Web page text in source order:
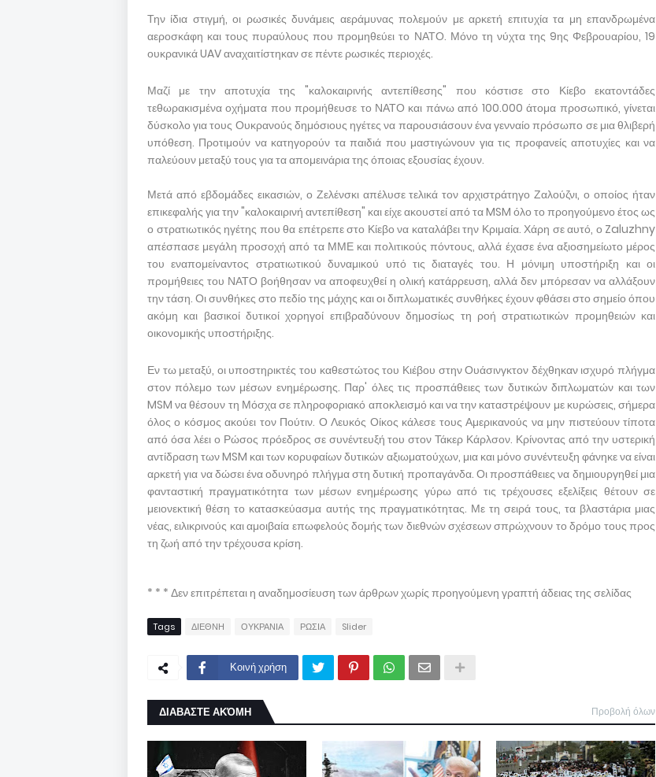
Την ίδια στιγμή, οι ρωσικές δυνάμεις αεράμυνας πολεμούν με αρκετή επιτυχία τα μη επανδρωμένα
αεροσκάφη και τους πυραύλους που προμηθεύει το ΝΑΤΟ. Μόνο τη νύχτα της 9ης Φεβρουαρίου, 19
ουκρανικά UAV αναχαιτίστηκαν σε πέντε ρωσικές περιοχές.
Μαζί με την αποτυχία της "καλοκαιρινής αντεπίθεσης" που κόστισε στο Κίεβο εκατοντάδες
τεθωρακισμένα οχήματα που προμήθευσε το ΝΑΤΟ και πάνω από 100.000 άτομα προσωπικό, γίνεται
δύσκολο για τους Ουκρανούς δημόσιους ηγέτες να παρουσιάσουν ένα γενναίο πρόσωπο σε μια θλιβερή
υπόθεση. Προτιμούν να κατηγορούν τα παιδιά που μαστιγώνουν για τις προφανείς αποτυχίες και να
παλεύουν μεταξύ τους για τα απομεινάρια της όποιας εξουσίας έχουν.
Μετά από εβδομάδες εικασιών, ο Ζελένσκι απέλυσε τελικά τον αρχιστράτηγο Ζαλούζνι, ο οποίος ήταν
επικεφαλής για την "καλοκαιρινή αντεπίθεση" και είχε ακουστεί από τα MSM όλο το προηγούμενο έτος ως
ο στρατιωτικός ηγέτης που θα επέτρεπε στο Κίεβο να καταλάβει την Κριμαία. Χάρη σε αυτό, ο Zaluzhny
απέσπασε μεγάλη προσοχή από τα ΜΜΕ και πολιτικούς πόντους, αλλά έχασε ένα αξιοσημείωτο μέρος
του εναπομείναντος στρατιωτικού δυναμικού υπό τις διαταγές του. Η μόνιμη υποστήριξη και οι
προμήθειες του ΝΑΤΟ βοήθησαν να αποφευχθεί η ολική κατάρρευση, αλλά δεν μπόρεσαν να αλλάξουν
την τάση. Οι συνθήκες στο πεδίο της μάχης και οι διπλωματικές συνθήκες έχουν φθάσει στο σημείο όπου
ακόμη και βασικοί δυτικοί χορηγοί επιβραδύνουν δημοσίως τη ροή στρατιωτικών προμηθειών και
οικονομικής υποστήριξης.
Εν τω μεταξύ, οι υποστηρικτές του καθεστώτος του Κιέβου στην Ουάσινγκτον δέχθηκαν ισχυρό πλήγμα
στον πόλεμο των μέσων ενημέρωσης. Παρ' όλες τις προσπάθειες των δυτικών διπλωματών και των
MSM να θέσουν τη Μόσχα σε πληροφοριακό αποκλεισμό και να την καταστρέψουν με κυρώσεις, σήμερα
όλος ο κόσμος ακούει τον Πούτιν. Ο Λευκός Οίκος κάλεσε τους Αμερικανούς να μην πιστεύουν τίποτα
από όσα λέει ο Ρώσος πρόεδρος σε συνέντευξή του στον Τάκερ Κάρλσον. Κρίνοντας από την υστερική
αντίδραση των MSM και των κορυφαίων δυτικών αξιωματούχων, μια και μόνο συνέντευξη φάνηκε να είναι
αρκετή για να δώσει ένα οδυνηρό πλήγμα στη δυτική προπαγάνδα. Οι προσπάθειες να δημιουργηθεί μια
φανταστική πραγματικότητα των μέσων ενημέρωσης γύρω από τις τρέχουσες εξελίξεις θέτουν σε
μειονεκτική θέση το κατασκεύασμα αυτής της πραγματικότητας. Με τη σειρά τους, τα βλαστάρια μιας
νέας, ειλικρινούς και αμοιβαία επωφελούς δομής των διεθνών σχέσεων σπρώχνουν το δρόμο τους προς
τη ζωή από την τρέχουσα κρίση.
* * * Δεν επιτρέπεται η αναδημοσίευση των άρθρων χωρίς προηγούμενη γραπτή άδειας της σελίδας
Tags ΔΙΕΘΝΗ ΟΥΚΡΑΝΙΑ ΡΩΣΙΑ Slider
Κοινή χρήση
ΔΙΑΒΑΣΤΕ ΑΚΌΜΗ Προβολή όλων